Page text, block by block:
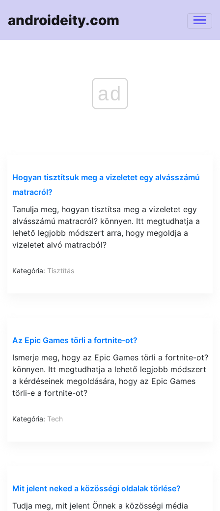
androideity.com
ad
Hogyan tisztítsuk meg a vizeletet egy alvásszámú
matracról?
Tanulja meg, hogyan tisztítsa meg a vizeletet egy
alvásszámú matracról? könnyen. Itt megtudhatja a
lehető legjobb módszert arra, hogy megoldja a
vizeletet alvó matracból?
Kategória: Tisztítás
Az Epic Games törli a fortnite-ot?
Ismerje meg, hogy az Epic Games törli a fortnite-ot?
könnyen. Itt megtudhatja a lehető legjobb módszert
a kérdéseinek megoldására, hogy az Epic Games
törli-e a fortnite-ot?
Kategória: Tech
Mit jelent neked a közösségi oldalak törlése?
Tudja meg, mit jelent Önnek a közösségi média